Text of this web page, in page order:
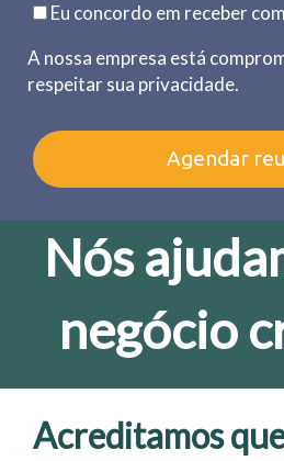
Eu concordo em receber
A nossa empresa está
respeitar sua privacidade.
Agendar
Nós
negócio
Acreditamos